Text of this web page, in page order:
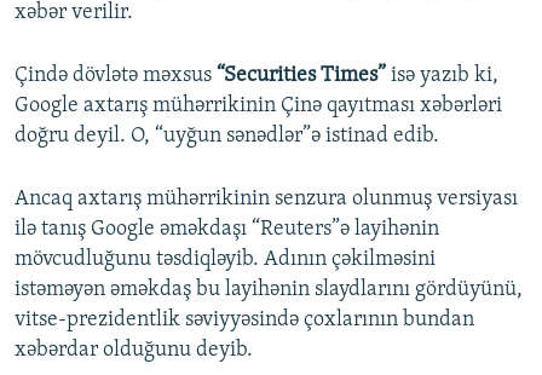
xəbər verilir.
Çində dövlətə məxsus “Securities Times” isə yazıb ki,
Google axtarış mühərrikinin Çinə qayıtması xəbərləri
doğru deyil. O, “uyğun sənədlər”ə istinad edib.
Ancaq axtarış mühərrikinin senzura olunmuş versiyası
ilə tanış Google əməkdaşı “Reuters”ə layihənin
mövcudluğunu təsdiqləyib. Adının çəkilməsini
istəməyən əməkdaş bu layihənin slaydlarını gördüyünü,
vitse-prezidentlik səviyyəsində çoxlarının bundan
xəbərdar olduğunu deyib.